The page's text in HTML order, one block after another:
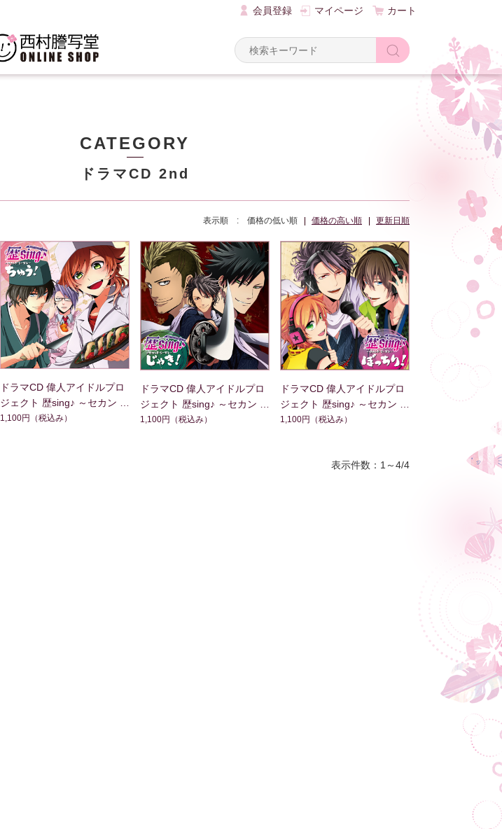
会員登録 マイページ カート
CATEGORY
ドラマCD 2nd
表示順 : 価格の低い順 価格の高い順 更新日順
ドラマCD 偉人アイドルプロ
ジェクト 歴sing♪ ～セカン
ド・シーズン ちゅう！～
1,100円 （税込み）
ドラマCD 偉人アイドルプロ
ジェクト 歴sing♪ ～セカン
ド・シーズン じゃき！～
1,100円 （税込み）
ドラマCD 偉人アイドルプロ
ジェクト 歴sing♪ ～セカン
ド・シーズン ぼっちり！～
1,100円 （税込み）
表示件数：1～4/4